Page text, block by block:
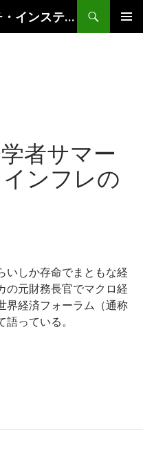
グローバルマクロ・リサーチ・インスティテュート
者サマー
ンフレの
いしか存命でまともな経
の元財務長官でマクロ経
界経済フォーラム（通称
っている。
マーズ氏が説明するイン